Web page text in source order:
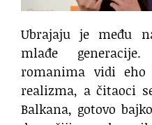
Ubrajaju je među
mlađe
romanima vidi eho
realizma, a čitaoci
Balkana, gotovo